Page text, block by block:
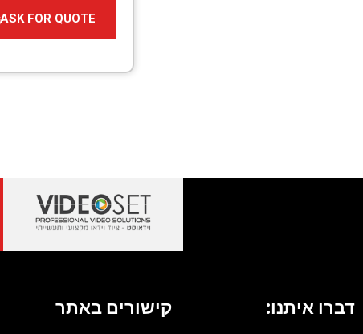
ASK FOR QUOTE
דברו איתנו: קישורים באתר